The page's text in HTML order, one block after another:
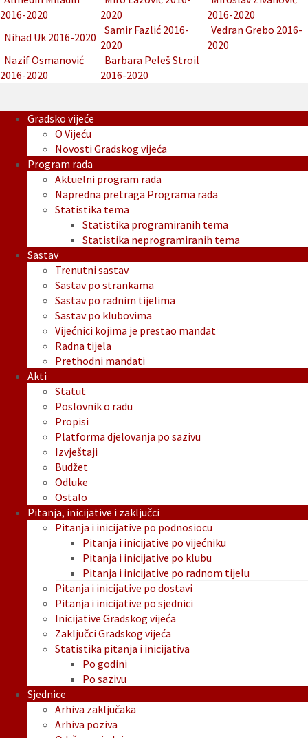
2016-2020
2020
2016-2020
Nihad Uk 2016-2020
Samir Fazlić 2016-
2020
Vedran Grebo 2016-
2020
Nazif Osmanović
2016-2020
Barbara Peleš Stroil
2016-2020
Gradsko vijeće
O Vijeću
Novosti Gradskog vijeća
Program rada
Aktuelni program rada
Napredna pretraga Programa rada
Statistika tema
Statistika programiranih tema
Statistika neprogramiranih tema
Sastav
Trenutni sastav
Sastav po strankama
Sastav po radnim tijelima
Sastav po klubovima
Vijećnici kojima je prestao mandat
Radna tijela
Prethodni mandati
Akti
Statut
Poslovnik o radu
Propisi
Platforma djelovanja po sazivu
Izvještaji
Budžet
Odluke
Ostalo
Pitanja, inicijative i zaključci
Pitanja i inicijative po podnosiocu
Pitanja i inicijative po vijećniku
Pitanja i inicijative po klubu
Pitanja i inicijative po radnom tijelu
Pitanja i inicijative po dostavi
Pitanja i inicijative po sjednici
Inicijative Gradskog vijeća
Zaključci Gradskog vijeća
Statistika pitanja i inicijativa
Po godini
Po sazivu
Sjednice
Arhiva zaključaka
Arhiva poziva